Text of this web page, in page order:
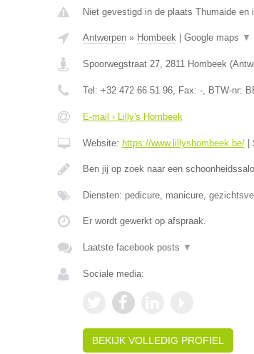
Niet gevestigd in de plaats Thumaide en
Antwerpen» Hombeek| Google maps ▼
Spoorwegstraat 27, 2811 Hombeek(
Tel: +32 472 66 51 96, Fax: -, BTW-nr:
E-mail › Lilly's Hombeek
Website: https://www.lillyshombeek.be/|
Ben jij op zoek naar een
Diensten: pedicure, manicure,
Er wordt gewerkt op afspraak.
Laatste facebook posts ▼
Sociale media:
BEKIJK VOLLEDIG PROFIEL